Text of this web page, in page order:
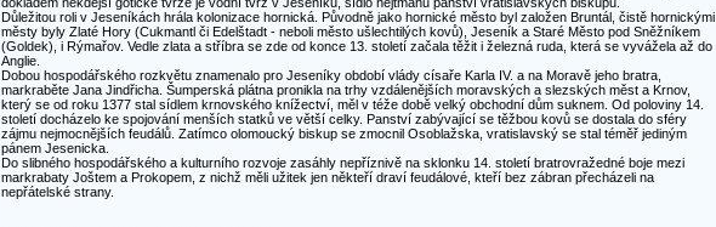
Důležitou roli v Jeseníkách hrála kolonizace hornická. Původně jako hornické město byl založen Bruntál, čistě hornickými
městy byly Zlaté Hory (Cukmantl či Edelštadt - neboli město ušlechtilých kovů), Jeseník a Staré Město pod Sněžníkem
(Goldek), i Rýmařov. Vedle zlata a stříbra se zde od konce 13. století začala těžit i železná ruda, která se vyvážela až do
Anglie.
Dobou hospodářského rozkvětu znamenalo pro Jeseníky období vlády císaře Karla IV. a na Moravě jeho bratra,
markraběte Jana Jindřicha. Šumperská plátna pronikla na trhy vzdálenějších moravských a slezských měst a Krnov,
který se od roku 1377 stal sídlem krnovského knížectví, měl v téže době velký obchodní dům suknem. Od poloviny 14.
století docházelo ke spojování menších statků ve větší celky. Panství zabývající se těžbou kovů se dostala do sféry
zájmu nejmocnějších feudálů. Zatímco olomoucký biskup se zmocnil Osoblažska, vratislavský se stal téměř jediným
pánem Jesenicka.
Do slibného hospodářského a kulturního rozvoje zasáhly nepříznivě na sklonku 14. století bratrovražedné boje mezi
markrabaty Joštem a Prokopem, z nichž měli užitek jen někteří draví feudálové, kteří bez zábran přecházeli na
nepřátelské strany.